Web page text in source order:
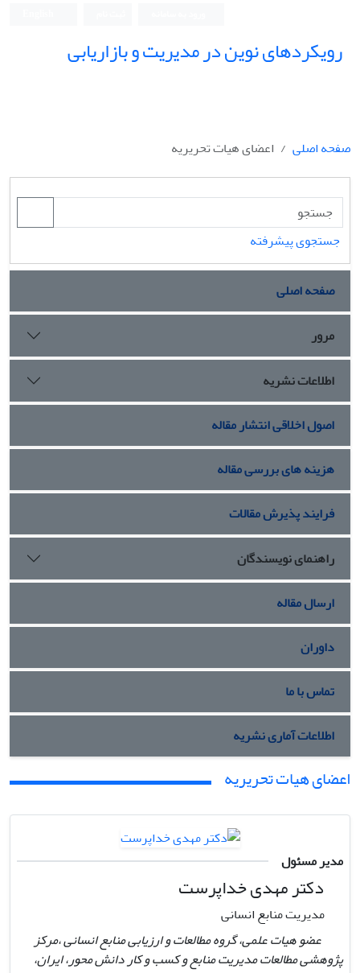
رویکردهای نوین در مدیریت و بازاریابی
صفحه اصلی اعضای هیات تحریریه
جستجوی پیشرفته
صفحه اصلی
مرور
اطلاعات نشریه
اصول اخلاقی انتشار مقاله
هزینه های بررسی مقاله
فرایند پذیرش مقالات
راهنمای نویسندگان
ارسال مقاله
داوران
تماس با ما
اطلاعات آماری نشریه
اعضای هیات تحریریه
مدیر مسئول
دکتر مهدی خداپرست
مدیریت منابع انسانی
عضو هیات علمی، گروه مطالعات و ارزیابی منابع انسانی ،مرکز
پژوهشی مطالعات مدیریت منابع و کسب و کار دانش محور، ایران،